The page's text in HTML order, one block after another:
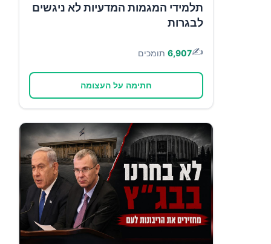
תלמידי המגמות המדעיות לא ניגשים
לבגרות
✍️
6,907 תומכים
חתימה על העצומה